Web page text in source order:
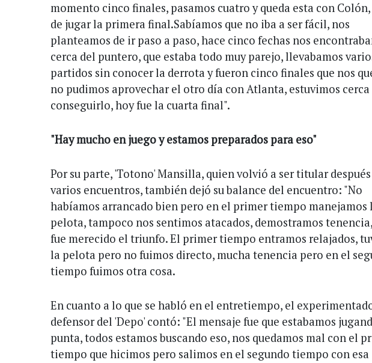
momento cinco finales, pasamos cuatro y queda esta con
de jugar la primera final.Sabíamos que no iba a ser fácil, nos
planteamos de ir paso a paso, hace cinco fechas nos
cerca del puntero, que estaba todo muy parejo, llevabamos
partidos sin conocer la derrota y fueron cinco finales que nos
no pudimos aprovechar el otro día con Atlanta, estuvimos cerca
conseguirlo, hoy fue la cuarta final".
"Hay mucho en juego y estamos preparados para eso"
Por su parte, 'Totono' Mansilla, quien volvió a ser titular después
varios encuentros, también dejó su balance del encuentro: "No
habíamos arrancado bien pero en el primer tiempo manejamos
pelota, tampoco nos sentimos atacados, demostramos
fue merecido el triunfo. El primer tiempo entramos relajados,
la pelota pero no fuimos directo, mucha tenencia pero en el
tiempo fuimos otra cosa.
En cuanto a lo que se habló en el entretiempo, el
defensor del 'Depo' contó: "El mensaje fue que estabamos
punta, todos estamos buscando eso, nos quedamos mal con el
tiempo que hicimos pero salimos en el segundo tiempo con esa